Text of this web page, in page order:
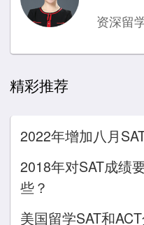
资深留
精彩推荐
2022年增加八月
2018年对SAT成绩
些？
美国留学SAT和